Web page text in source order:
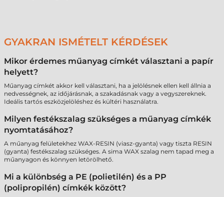
GYAKRAN ISMÉTELT KÉRDÉSEK
Mikor érdemes műanyag címkét választani a papír
helyett?
Műanyag címkét akkor kell választani, ha a jelölésnek ellen kell állnia a
nedvességnek, az időjárásnak, a szakadásnak vagy a vegyszereknek.
Ideális tartós eszközjelöléshez és kültéri használatra.
Milyen festékszalag szükséges a műanyag címkék
nyomtatásához?
A műanyag felületekhez WAX-RESIN (viasz-gyanta) vagy tiszta RESIN
(gyanta) festékszalag szükséges. A sima WAX szalag nem tapad meg a
műanyagon és könnyen letörölhető.
Mi a különbség a PE (polietilén) és a PP
(polipropilén) címkék között?